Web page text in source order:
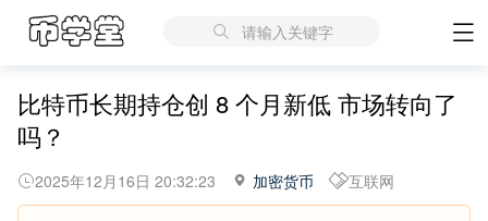
请输入关键字
比特币长期持仓创 8 个月新低 市场转向了
吗？
2025年12月16日 20:32:23 加密货币 互联网